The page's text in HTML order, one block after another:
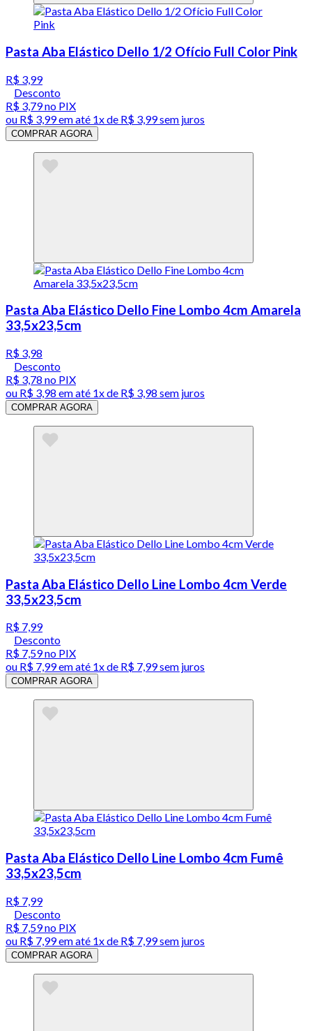
Pasta Aba Elástico Dello 1/2 Ofício Full Color Pink
R$ 3,99
Desconto
R$ 3,79no PIX
ou R$ 3,99em até 1x de R$ 3,99sem juros
COMPRAR AGORA
Pasta Aba Elástico Dello Fine Lombo 4cm Amarela
33,5x23,5cm
R$ 3,98
Desconto
R$ 3,78 no PIX
ou R$ 3,98 em até 1x de R$ 3,98 sem juros
COMPRAR AGORA
Pasta Aba Elástico Dello Line Lombo 4cm Verde
33,5x23,5cm
R$ 7,99
Desconto
R$ 7,59no PIX
ou R$ 7,99em até 1x de R$ 7,99sem juros
COMPRAR AGORA
Pasta Aba Elástico Dello Line Lombo 4cm Fumê
33,5x23,5cm
R$ 7,99
Desconto
R$ 7,59no PIX
ou R$ 7,99em até 1x de R$ 7,99sem juros
COMPRAR AGORA